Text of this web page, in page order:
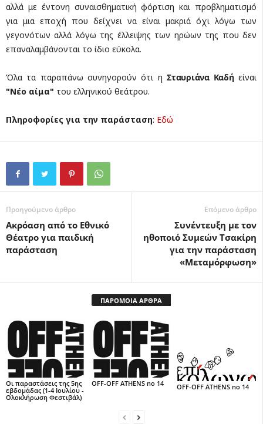
αλλά με έντονη συναισθηματική φόρτιση και προβληματισμό
για μια εποχή που δείχνει να είναι μακριά όχι λόγω των
γεγονότων αλλά λόγω της έλλειψης των ηρώων της που δεν
επαναλαμβάνονται το ίδιο εύκολα.
Όλα τα παραπάνω συνηγορούν ότι ηΣταυριάνα Καδήείναι
"Νέο αίμα" του ελληνικού θεάτρου.
Πληροφορίες για την παράσταση: Εδώ
Προηγούμενο άρθρο
Ακρόαση από το Εθνικό
Θέατρο για παιδική
παράσταση
Επόμενο άρθρο
Συνέντευξη με τον
ηθοποιό Συμεών Τσακίρη
για την παράσταση
«Μεταμόρφωση»
ΠΑΡΟΜΟΙΑ ΑΡΘΡΑ
Οι παραστάσεις της 5ης
εβδομάδας (1-4 Ιουλίου -
Ολοκλήρωση Φεστιβάλ)
OFF-OFF ATHENS no 14 OFF-OFF ATHENS no 14